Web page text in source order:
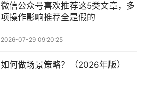
微信公众号喜欢推荐这5类文章，多
项操作影响推荐全是假的
2026-07-29 09:20:25
如何做场景策略？（2026年版）